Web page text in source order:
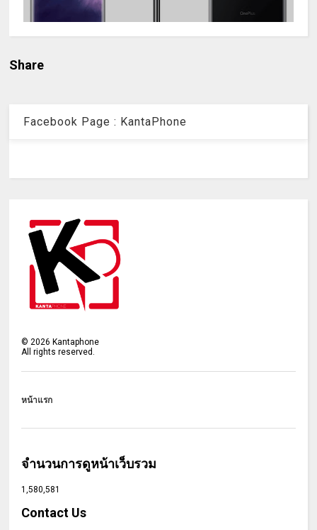
Share
Facebook Page : KantaPhone
©2026 Kantaphone
All rights reserved.
หน้าแรก
จำนวนการดูหน้าเว็บรวม
1,580,581
Contact Us